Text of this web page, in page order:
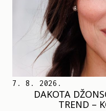
7. 8. 2026.
DAKOTA
TREND –